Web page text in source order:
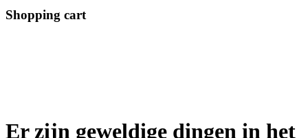
Shopping cart
Er zijn geweldige dingen in het